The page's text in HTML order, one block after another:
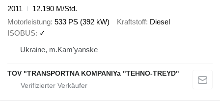
2011
12.190 M/Std.
Motorleistung 533 PS (392 kW) Kraftstoff Diesel
ISOBUS ✓
Ukraine, m.Kam'yanske
TOV "TRANSPORTNA KOMPANIYa "TEHNO-TREYD"